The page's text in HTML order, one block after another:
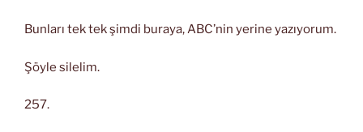
Bunları tek tek şimdi buraya, ABC’nin yerine yazıyorum.
Şöyle silelim.
257.